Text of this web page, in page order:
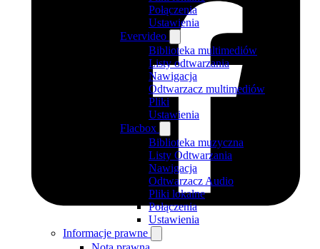
Połączenia
Ustawienia
Evervideo
Biblioteka multimediów
Listy odtwarzania
Nawigacja
Odtwarzacz multimediów
Pliki
Ustawienia
Flacbox
Biblioteka muzyczna
Listy Odtwarzania
Nawigacja
Odtwarzacz Audio
Pliki lokalne
Połączenia
Ustawienia
Informacje prawne